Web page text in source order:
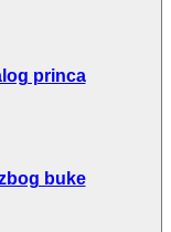
princa
buke